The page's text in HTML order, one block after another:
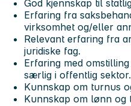
God kjennskap til
Erfaring fra
virksomhet og/eller
Relevant erfaring fra
juridiske fag.
Erfaring med
særlig i offentlig sektor.
Kunnskap om turnus
Kunnskap om lønn og